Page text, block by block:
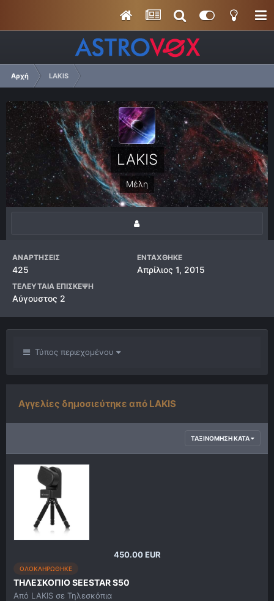
Αρχή LAKIS
LAKIS
Μέλη
ΑΝΑΡΤΉΣΕΙΣ
425
ΕΝΤΆΧΘΗΚΕ
Απρίλιος 1, 2015
ΤΕΛΕΥΤΑΊΑ ΕΠΊΣΚΕΨΗ
Αύγουστος 2
Τύπος περιεχομένου
Αγγελίες δημοσιεύτηκε από LAKIS
ΤΑΞΙΝΌΜΗΣΗ ΚΑΤΆ
450.00 EUR
ΟΛΟΚΛΗΡΩΘΗΚΕ
ΤΗΛΕΣΚΟΠΙΟ SEESTAR S50
Από LAKIS σε Τηλεσκόπια